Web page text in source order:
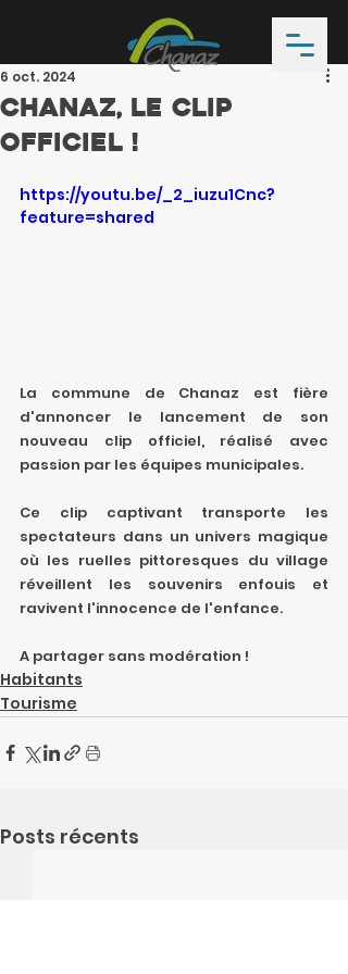
Chanaz, le Clip
Officiel !
6 oct. 2024
https://youtu.be/_2_iuzu1Cnc?
feature=shared
La commune de Chanaz est fière
d'annoncer le lancement de son
nouveau clip officiel, réalisé avec
passion par les équipes municipales.
Ce clip captivant transporte les
spectateurs dans un univers magique
où les ruelles pittoresques du village
réveillent les souvenirs enfouis et
ravivent l'innocence de l'enfance.
A partager sans modération !
Habitants
Tourisme
Posts récents